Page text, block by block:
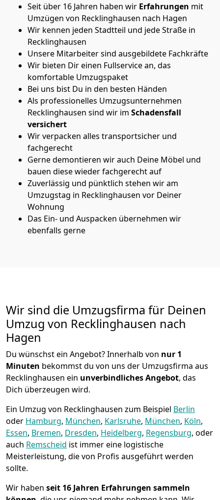
Seit über 16 Jahren haben wir Erfahrungen mit
Umzügen von Recklinghausen nach Hagen
Wir kennen jeden Stadtteil und jede Straße in
Recklinghausen
Unsere Mitarbeiter sind ausgebildete Fachkräfte
Wir bieten Dir einen Fullservice an, das
komfortable Umzugspaket
Bei uns bist Du in den besten Händen
Als professionelles Umzugsunternehmen
Recklinghausen sind wir im Schadensfall
versichert
Wir verpacken alles transportsicher und
fachgerecht
Gerne demontieren wir auch Deine Möbel und
bauen diese wieder fachgerecht auf
Zuverlässig und pünktlich stehen wir am
Umzugstag in Recklinghausen vor Deiner
Wohnung
Das Ein- und Auspacken übernehmen wir
ebenfalls gerne
Wir sind die Umzugsfirma für Deinen
Umzug von Recklinghausen nach
Hagen
Du wünschst ein Angebot? Innerhalb von nur 1
Minuten bekommst du von uns der Umzugsfirma aus
Recklinghausen ein unverbindliches Angebot, das
Dich überzeugen wird.
Ein Umzug von Recklinghausen zum Beispiel Berlin
oder Hamburg, München, Karlsruhe, München, Köln,
Essen, Bremen, Dresden, Heidelberg, Regensburg, oder
auch Remscheid ist immer eine logistische
Meisterleistung, die von Profis ausgeführt werden
sollte.
Wir haben seit 16 Jahren Erfahrungen sammeln